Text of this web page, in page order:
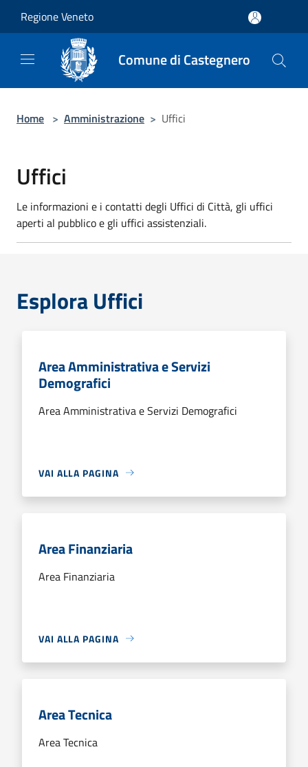
Regione Veneto
Comune di Castegnero
Home > Amministrazione > Uffici
Uffici
Le informazioni e i contatti degli Uffici di Città, gli uffici
aperti al pubblico e gli uffici assistenziali.
Esplora Uffici
Area Amministrativa e Servizi
Demografici
Area Amministrativa e Servizi Demografici
VAI ALLA PAGINA
Area Finanziaria
Area Finanziaria
VAI ALLA PAGINA
Area Tecnica
Area Tecnica